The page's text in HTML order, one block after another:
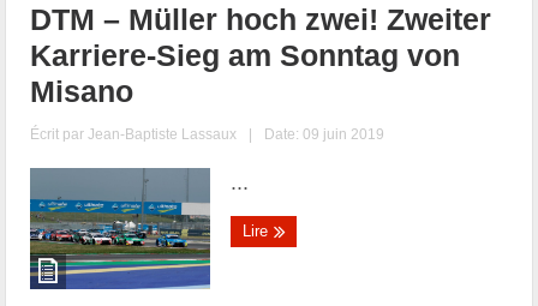
DTM – Müller hoch zwei! Zweiter
Karriere-Sieg am Sonntag von
Misano
Écrit parJean-Baptiste Lassaux | Date: 09 juin 2019
...
Lire